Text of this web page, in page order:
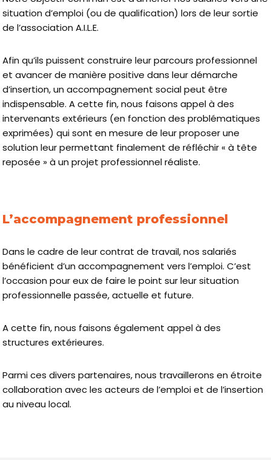
situation d’emploi (ou de qualification) lors de leur sortie
de l’association A.I.L.E.
Afin qu’ils puissent construire leur parcours professionnel
et avancer de manière positive dans leur démarche
d’insertion, un accompagnement social peut être
indispensable. A cette fin, nous faisons appel à des
intervenants extérieurs (en fonction des problématiques
exprimées) qui sont en mesure de leur proposer une
solution leur permettant finalement de réfléchir « à tête
reposée » à un projet professionnel réaliste.
L’accompagnement professionnel
Dans le cadre de leur contrat de travail, nos salariés
bénéficient d’un accompagnement vers l’emploi. C’est
l’occasion pour eux de faire le point sur leur situation
professionnelle passée, actuelle et future.
A cette fin, nous faisons également appel à des
structures extérieures.
Parmi ces divers partenaires, nous travaillerons en étroite
collaboration avec les acteurs de l’emploi et de l’insertion
au niveau local.